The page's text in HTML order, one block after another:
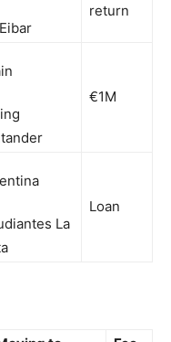
return
€1M
La
Loan